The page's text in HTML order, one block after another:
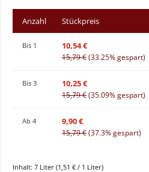
Anzahl Stückpreis
Bis 1 10,54 €
15,79 €(33.25% gespart)
Bis 3 10,25 €
15,79 €(35.09% gespart)
Ab 4 9,90 €
15,79 €(37.3% gespart)
Inhalt: 7 Liter (1,51 € / 1 Liter)